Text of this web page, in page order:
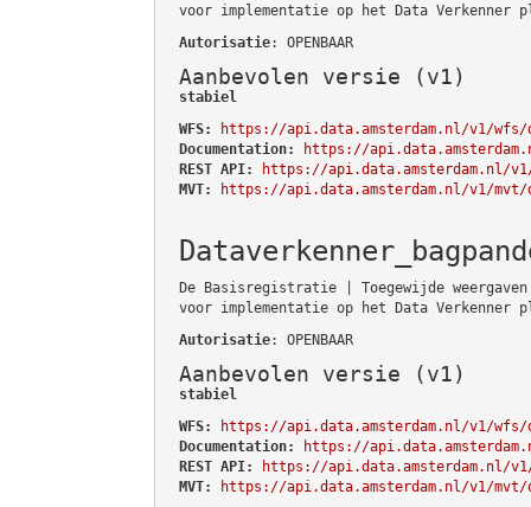
voor implementatie op het Data Verkenner
Autorisatie: OPENBAAR
Aanbevolen versie (v1)
stabiel
WFS:
https://api.data.amsterdam.nl/v1/wfs/
Documentation:
https://
REST API:
https://api.data.amsterdam.nl/v1/
MVT:
https://api.data.amsterdam.nl/v1/mvt/
De Basisregistratie | Toegewijde
voor implementatie op het Data Verkenner
Autorisatie: OPENBAAR
Aanbevolen versie (v1)
stabiel
WFS:
https://api.data.amsterdam.nl/v1/wfs/
Documentation:
https://
REST API:
https://api.data.amsterdam.nl/v1/
MVT:
https://api.data.amsterdam.nl/v1/mvt/